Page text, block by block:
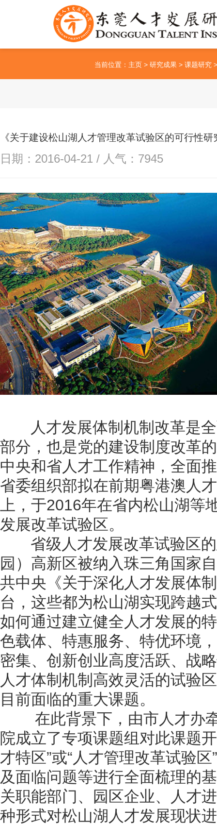
当前位置： 主页 > 研究成果 > 课题研究 >
《关于建设松山湖人才管理改革试验区的可行性研
日期：2016-04-21 / 人气： 7945
人才发展体制机制改革是全
部分，也是党的建设制度改革
中央和省人才工作精神，全面
省委组织部拟在前期粤港澳人
上，于2016年在省内松山湖等
发展改革试验区。
省级人才发展改革试验区的
园）高新区被纳入珠三角国家
共中央《关于深化人才发展体
台，这些都为松山湖实现跨越
如何通过建立健全人才发展的
色载体、特惠服务、特优环境
密集、创新创业高度活跃、战
人才体制机制高效灵活的试验
目前面临的重大课题。
在此背景下，由市人才办牵
院成立了专项课题组对此课题
才特区”或“人才管理改革试验
及面临问题等进行全面梳理的
关职能部门、园区企业、人才
种形式对松山湖人才发展现状